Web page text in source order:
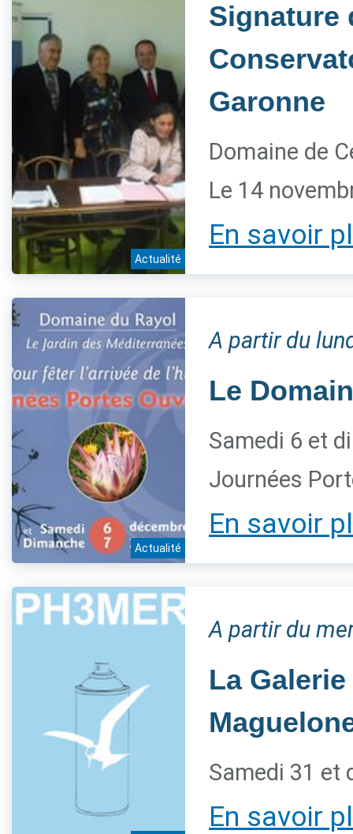
Actualité
Signature
Garonne
Domaine de
Le 14
En savoir
Actualité
A partir du
Le
Samedi 6 et
Journées
En savoir
A partir du
La
Samedi 31 et
En savoir